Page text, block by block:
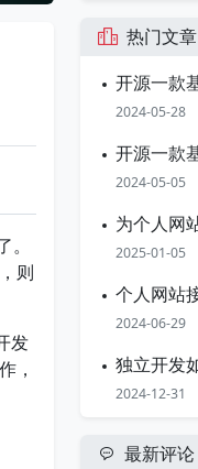
则
发
，
热门文章
开源一款基于
2024-05-28
开源一款基于
2024-05-05
为个人网站接
2025-01-05
个人网站接入
2024-06-29
独立开发如
2024-12-31
最新评论